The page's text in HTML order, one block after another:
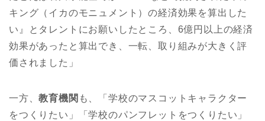
キング（イカのモニュメント）の経済効果を算出した
い』とタレントにお願いしたところ、6億円以上の経済
効果があったと算出でき、一転、取り組みが大きく評
価されました」
一方、教育機関 も、「学校のマスコットキャラクター
をつくりたい」「学校のパンフレットをつくりたい」